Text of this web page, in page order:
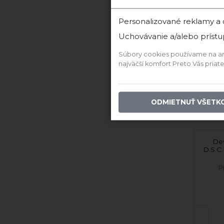
Personalizované reklamy
Uchovávanie a/alebo
Súbory cookies používame na
najväčší komfort Preto Vás
ODMIETNUŤ